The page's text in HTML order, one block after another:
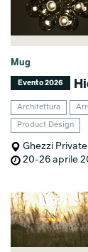
Mug
Evento 2026
Architettura
Product Design
Ghezzi
20-26 aprile